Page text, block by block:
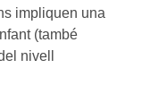
impliquen una
(també
nivell